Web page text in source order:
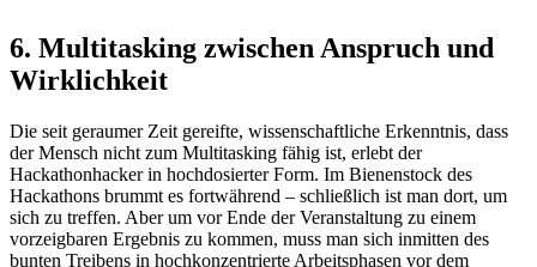
6. Multitasking zwischen Anspruch und
Wirklichkeit
Die seit geraumer Zeit gereifte, wissenschaftliche Erkenntnis, dass
der Mensch nicht zum Multitasking fähig ist, erlebt der
Hackathonhacker in hochdosierter Form. Im Bienenstock des
Hackathons brummt es fortwährend – schließlich ist man dort, um
sich zu treffen. Aber um vor Ende der Veranstaltung zu einem
vorzeigbaren Ergebnis zu kommen, muss man sich inmitten des
bunten Treibens in hochkonzentrierte Arbeitsphasen vor dem